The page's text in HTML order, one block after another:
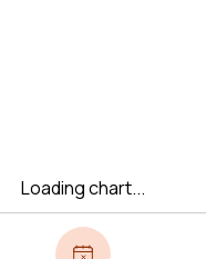
Loading chart...